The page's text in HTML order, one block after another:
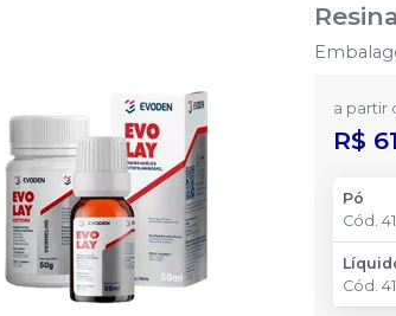
a partir
R$
Pó
Cód.
Cód.